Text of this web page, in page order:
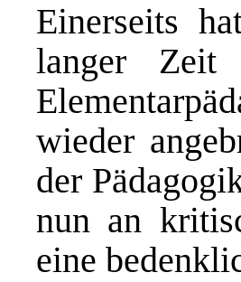
Einerseits
langer Zeit
wieder
der
nun an
eine